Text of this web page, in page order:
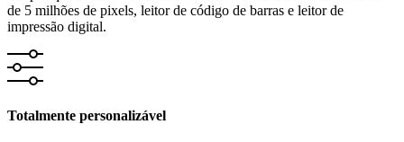
de 5 milhões de pixels, leitor de código de barras e leitor de
impressão digital.
Totalmente personalizável